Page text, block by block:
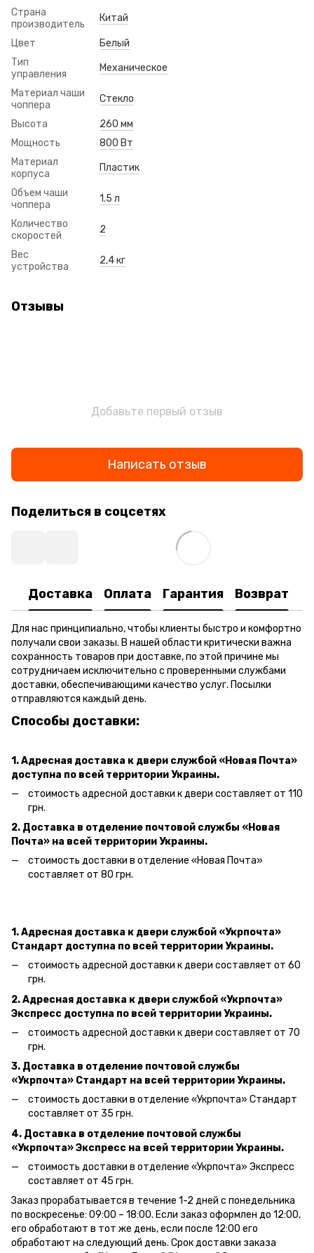
Страна
производитель
Китай
Цвет
Белый
Тип
управления
Механическое
Материал чаши
чоппера
Стекло
Высота
260 мм
Мощность
800 Вт
Материал
корпуса
Пластик
Объем чаши
чоппера
1.5 л
Количество
скоростей
2
Вес
устройства
2,4 кг
Отзывы
Добавьте первый отзыв
Написать отзыв
Поделиться в соцсетях
Доставка Оплата Гарантия Возврат
Для нас принципиально, чтобы клиенты быстро и комфортно
получали свои заказы. В нашей области критически важна
сохранность товаров при доставке, по этой причине мы
сотрудничаем исключительно с проверенными службами
доставки, обеспечивающими качество услуг. Посылки
отправляются каждый день.
Способы доставки:
1. Адресная доставка к двери службой «Новая Почта»
доступна по всей территории Украины.
стоимость адресной доставки к двери составляет от 110
грн.
2. Доставка в отделение почтовой службы «Новая
Почта» на всей территории Украины.
стоимость доставки в отделение «Новая Почта»
составляет от 80 грн.
1. Адресная доставка к двери службой «Укрпочта»
Стандарт доступна по всей территории Украины.
стоимость адресной доставки к двери составляет от 60
грн.
2. Адресная доставка к двери службой «Укрпочта»
Экспресс доступна по всей территории Украины.
стоимость адресной доставки к двери составляет от 70
грн.
3. Доставка в отделение почтовой службы
«Укрпочта» Стандарт на всей территории Украины.
стоимость доставки в отделение «Укрпочта» Стандарт
составляет от 35 грн.
4. Доставка в отделение почтовой службы
«Укрпочта» Экспресс на всей территории Украины.
стоимость доставки в отделение «Укрпочта» Экспресс
составляет от 45 грн.
Заказ прорабатывается в течение 1-2 дней с понедельника
по воскресенье: 09:00 – 18:00. Если заказ оформлен до 12:00,
его обработают в тот же день, если после 12:00 его
обработают на следующий день. Срок доставки заказа